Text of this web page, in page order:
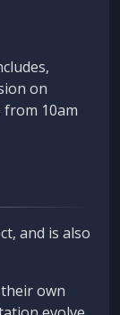
on
from 10am
and is also
own